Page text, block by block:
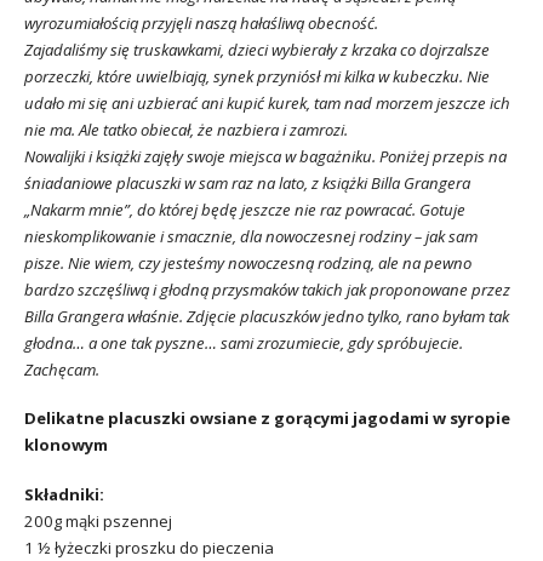
wyrozumiałością przyjęli naszą hałaśliwą obecność.
Zajadaliśmy się truskawkami, dzieci wybierały z krzaka co dojrzalsze
porzeczki, które uwielbiają, synek przyniósł mi kilka w kubeczku. Nie
udało mi się ani uzbierać ani kupić kurek, tam nad morzem jeszcze ich
nie ma. Ale tatko obiecał, że nazbiera i zamrozi.
Nowalijki i książki zajęły swoje miejsca w bagażniku. Poniżej przepis na
śniadaniowe placuszki w sam raz na lato, z książki Billa Grangera
„Nakarm mnie”, do której będę jeszcze nie raz powracać. Gotuje
nieskomplikowanie i smacznie, dla nowoczesnej rodziny – jak sam
pisze. Nie wiem, czy jesteśmy nowoczesną rodziną, ale na pewno
bardzo szczęśliwą i głodną przysmaków takich jak proponowane przez
Billa Grangera właśnie. Zdjęcie placuszków jedno tylko, rano byłam tak
głodna… a one tak pyszne… sami zrozumiecie, gdy spróbujecie.
Zachęcam.
Delikatne placuszki owsiane z gorącymi jagodami w syropie
klonowym
Składniki:
200g mąki pszennej
1 ½ łyżeczki proszku do pieczenia